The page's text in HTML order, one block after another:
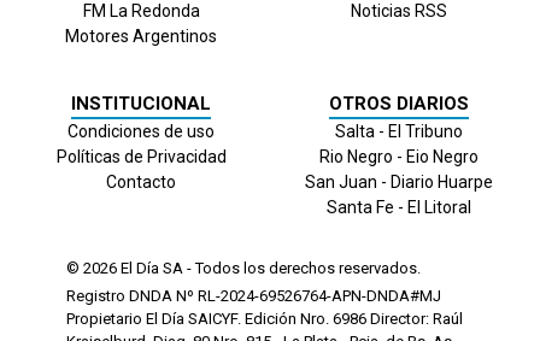
FM La Redonda
Motores Argentinos
Noticias RSS
INSTITUCIONAL
Condiciones de uso
Políticas de Privacidad
Contacto
OTROS DIARIOS
Salta - El Tribuno
Rio Negro - Eio Negro
San Juan - Diario Huarpe
Santa Fe - El Litoral
© 2026 El Día SA - Todos los derechos reservados.
Registro DNDA Nº RL-2024-69526764-APN-DNDA#MJ
Propietario El Día SAICYF. Edición Nro. 6986 Director: Raúl